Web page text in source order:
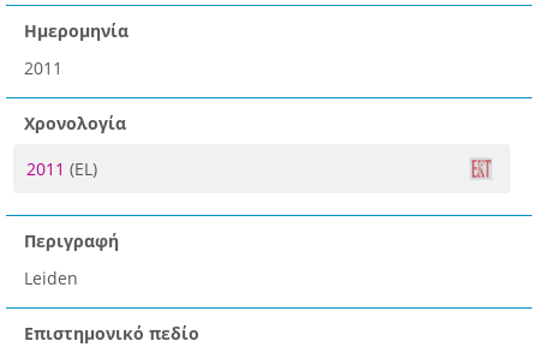
Ημερομηνία
2011
Χρονολογία
2011 (EL)
Περιγραφή
Leiden
Επιστημονικό πεδίο